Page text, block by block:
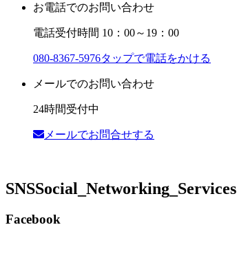
お電話でのお問い合わせ
電話受付時間 10：00～19：00
080-8367-5976タップで電話をかける
メールでのお問い合わせ
24時間受付中
メールでお問合せする
SNSSocial_Networking_Services
Facebook